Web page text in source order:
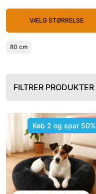
VÆLG STØRRELSE
80 cm
FILTRER PRODUKTER
Køb 2 og spar 50%